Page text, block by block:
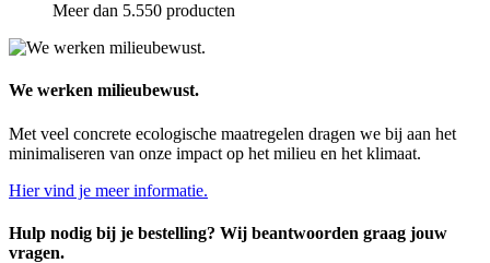
Meer dan 5.550 producten
We werken milieubewust.
Met veel concrete ecologische maatregelen dragen we bij aan het
minimaliseren van onze impact op het milieu en het klimaat.
Hier vind je meer informatie.
Hulp nodig bij je bestelling? Wij beantwoorden graag jouw
vragen.